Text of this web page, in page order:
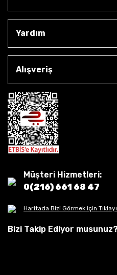
Yardım
Alışveriş
Müşteri Hizmetleri:
0(216) 661 68 47
Haritada Bizi Görmek için
Bizi Takip Ediyor